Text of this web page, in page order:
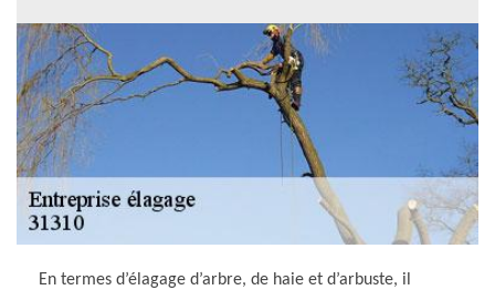
En termes d’élagage d’arbre, de haie et d’arbuste, il